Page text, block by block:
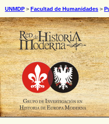
UNMDP > Facultad de Humanidades >